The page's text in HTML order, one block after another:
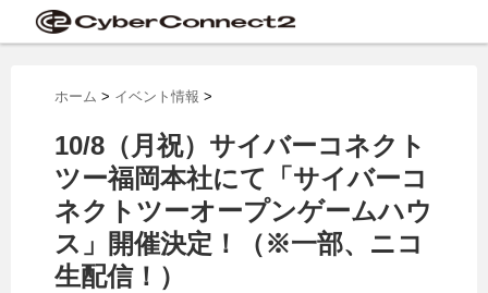
ホーム > イベント情報 >
10/8（月祝）サイバーコネクト
ツー福岡本社にて「サイバーコ
ネクトツーオープンゲームハウ
ス」開催決定！（※一部、ニコ
生配信！）